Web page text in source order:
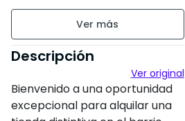
Antigüedad de la
construcción : Entre 1 y 5 años
Estado de la propiedad :
Correcto
Bodega de 150 m²
Descripción
Ver original
Bienvenido a una oportunidad
excepcional para alquilar una